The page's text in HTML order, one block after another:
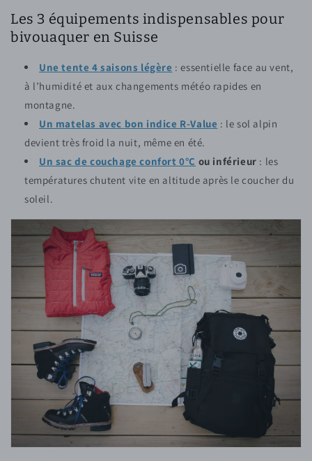
Les 3 équipements indispensables pour
bivouaquer en Suisse
Une tente 4 saisons légère : essentielle face au vent,
à l’humidité et aux changements météo rapides en
montagne.
Un matelas avec bon indice R-Value : le sol alpin
devient très froid la nuit, même en été.
Un sac de couchage confort 0°C ou inférieur : les
températures chutent vite en altitude après le coucher du
soleil.